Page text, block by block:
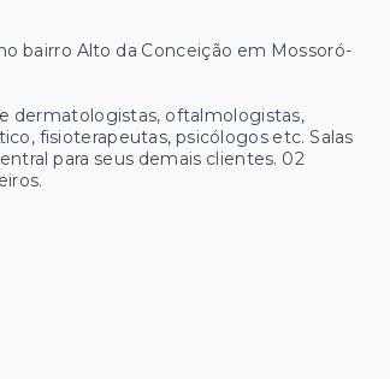
bairro Alto da Conceição em Mossoró-
dermatologistas, oftalmologistas,
fisioterapeutas, psicólogos etc. Salas
para seus demais clientes. 02